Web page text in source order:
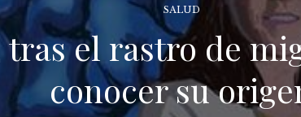
SALUD
el rastro de
conocer su